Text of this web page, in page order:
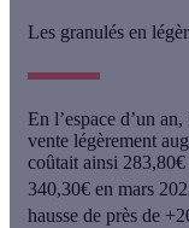
Les granulés en
En l’espace d’un
vente légèrement
coûtait ainsi
340,30€ en mars
hausse de près de